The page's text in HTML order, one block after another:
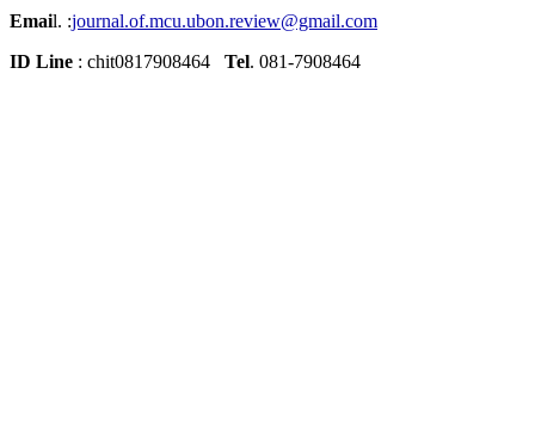
Email. :journal.of.mcu.ubon.review@gmail.com
ID Line : chit0817908464 Tel. 081-7908464